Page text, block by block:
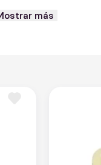
tequilera o vaso bajo
más